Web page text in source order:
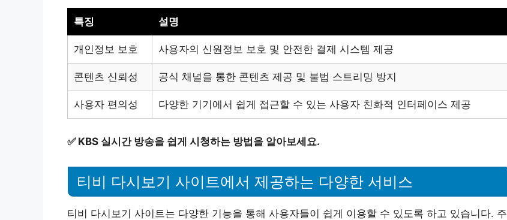
특징 설명
개인정보 보호 사용자의 신원정보 보호 및 안전한 결제 시스템 제공
콘텐츠 신뢰성 공식 채널을 통한 콘텐츠 제공 및 불법 스트리밍 방지
사용자 편의성 다양한 기기에서 쉽게 접근할 수 있는 사용자 친화적 인터페이스 제공
✅ KBS 실시간 방송을 쉽게 시청하는 방법을 알아보세요.
티비 다시보기 사이트에서 제공하는 다양한 서비스
티비 다시보기 사이트는 다양한 기능을 통해 사용자들이 쉽게 이용할 수 있도록 하고 있습니다. 주